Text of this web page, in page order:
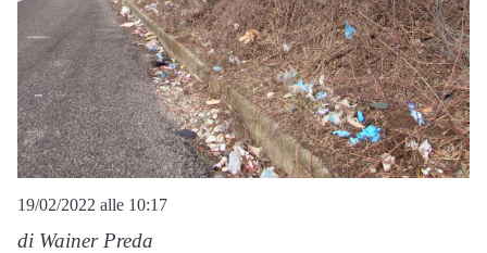
19/02/2022 alle 10:17
di Wainer Preda